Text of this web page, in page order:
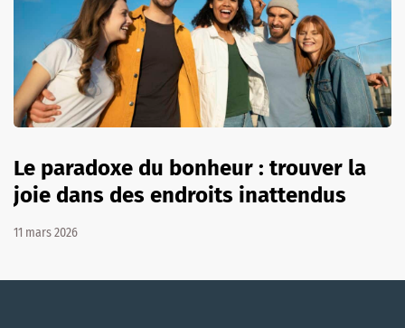
Le paradoxe du bonheur : trouver la
joie dans des endroits inattendus
11 mars 2026